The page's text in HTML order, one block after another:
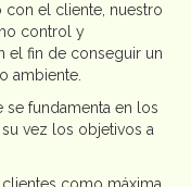
el cliente, nuestro
control y
el fin de conseguir un
ambiente.
se fundamenta en los
vez los objetivos a